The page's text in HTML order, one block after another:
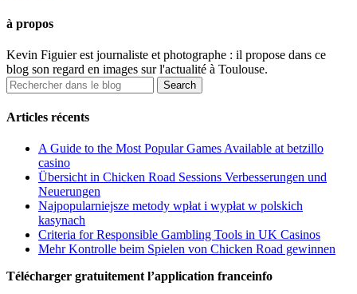
à propos
Kevin Figuier est journaliste et photographe : il propose dans ce
blog son regard en images sur l'actualité à Toulouse.
Articles récents
A Guide to the Most Popular Games Available at betzillo
casino
Übersicht in Chicken Road Sessions Verbesserungen und
Neuerungen
Najpopularniejsze metody wpłat i wypłat w polskich
kasynach
Criteria for Responsible Gambling Tools in UK Casinos
Mehr Kontrolle beim Spielen von Chicken Road gewinnen
Télécharger gratuitement l’application franceinfo